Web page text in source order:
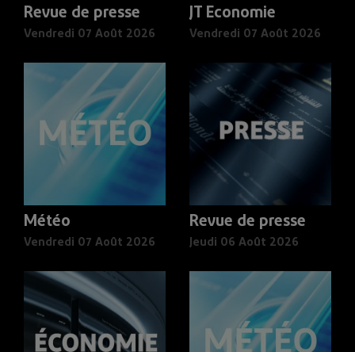
Revue de presse
Vendredi 07 Août 2026
JT Economie
Vendredi 07 Août 2026
Météo
Vendredi 07 Août 2026
Revue de presse
Jeudi 06 Août 2026